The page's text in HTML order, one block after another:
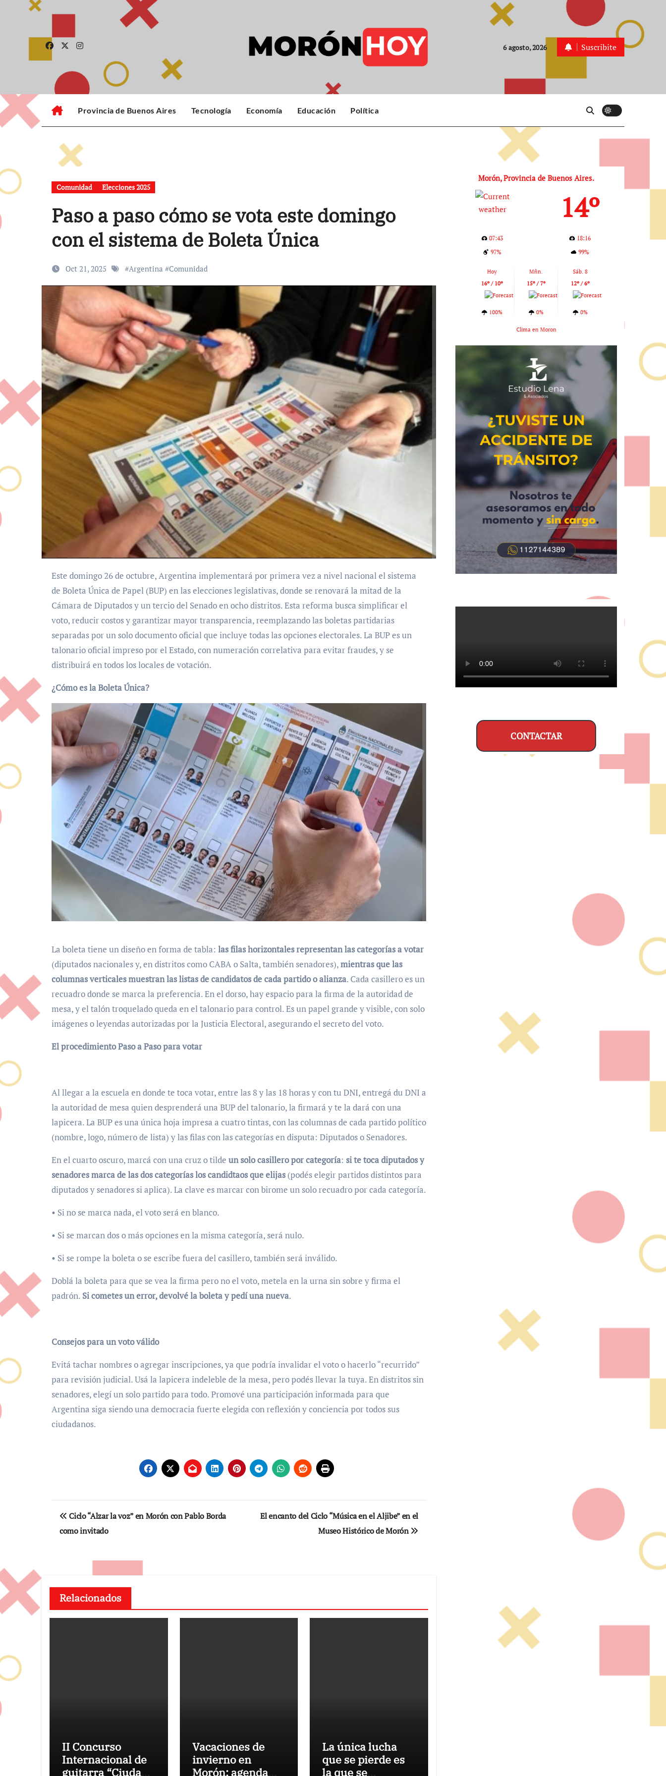
6 agosto, 2026 Suscribite
Provincia de Buenos Aires Tecnología Economía Educación Política
Comunidad Elecciones 2025
Paso a paso cómo se vota este domingo
con el sistema de Boleta Única
Oct 21, 2025 #Argentina #Comunidad
Este domingo 26 de octubre, Argentina implementará por primera vez a nivel nacional el sistema
de Boleta Única de Papel (BUP) en las elecciones legislativas, donde se renovará la mitad de la
Cámara de Diputados y un tercio del Senado en ocho distritos. Esta reforma busca simplificar el
voto, reducir costos y garantizar mayor transparencia, reemplazando las boletas partidarias
separadas por un solo documento oficial que incluye todas las opciones electorales. La BUP es un
talonario oficial impreso por el Estado, con numeración correlativa para evitar fraudes, y se
distribuirá en todos los locales de votación.
¿Cómo es la Boleta Única?
La boleta tiene un diseño en forma de tabla: las filas horizontales representan las categorías a votar
(diputados nacionales y, en distritos como CABA o Salta, también senadores),mientras que las
columnas verticales muestran las listas de candidatos de cada partido o alianza. Cada casillero es un
recuadro donde se marca la preferencia. En el dorso, hay espacio para la firma de la autoridad de
mesa, y el talón troquelado queda en el talonario para control. Es un papel grande y visible, con solo
imágenes o leyendas autorizadas por la Justicia Electoral, asegurando el secreto del voto.
El procedimiento Paso a Paso para votar
Al llegar a la escuela en donde te toca votar, entre las 8 y las 18 horas y con tu DNI, entregá du DNI a
la autoridad de mesa quien desprenderá una BUP del talonario, la firmará y te la dará con una
lapicera. La BUP es una única hoja impresa a cuatro tintas, con las columnas de cada partido político
(nombre, logo, número de lista) y las filas con las categorías en disputa: Diputados o Senadores.
En el cuarto oscuro, marcá con una cruz o tilde un solo casillero por categoría: si te toca diputados y
senadores marca de las dos categorías los candidtaos que elijas(podés elegir partidos distintos para
diputados y senadores si aplica). La clave es marcar con birome un solo recuadro por cada categoría.
• Si no se marca nada, el voto será en blanco.
• Si se marcan dos o más opciones en la misma categoría, será nulo.
• Si se rompe la boleta o se escribe fuera del casillero, también será inválido.
Doblá la boleta para que se vea la firma pero no el voto, metela en la urna sin sobre y firma el
padrón. Si cometes un error, devolvé la boleta y pedí una nueva.
Consejos para un voto válido
Evitá tachar nombres o agregar inscripciones, ya que podría invalidar el voto o hacerlo “recurrido”
para revisión judicial. Usá la lapicera indeleble de la mesa, pero podés llevar la tuya. En distritos sin
senadores, elegí un solo partido para todo. Promové una participación informada para que
Argentina siga siendo una democracia fuerte elegida con reflexión y conciencia por todos sus
ciudadanos.
Navegación
de
Ciclo “Alzar la voz” en Morón con Pablo Borda
como invitado
El encanto del Ciclo “Música en el Aljibe” en el
Museo Histórico de Morón
Relacionados
II Concurso
Internacional de
guitarra “Ciudad
Vacaciones de
invierno en
Morón: agenda
La única lucha
que se pierde es
la que se
Morón, Provincia de Buenos Aires.
14º
07:43
18:16
97%
99%
Hoy
16º / 10º
100%
Mñn.
15º / 7º
0%
Sáb. 8
12º / 6º
0%
Clima en Moron
CONTACTAR